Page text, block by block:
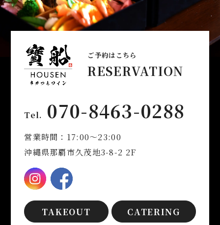
ご予約はこちら
RESERVATION
Tel. 070-8463-0288
営業時間：17:00～23:00
沖縄県那覇市久茂地3-8-2 2F
TAKEOUT CATERING